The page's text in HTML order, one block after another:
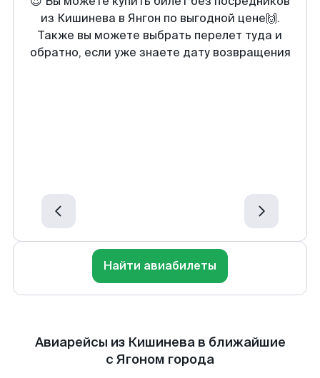
из Кишинева в Янгон по выгодной цене🙌.
Также вы можете выбрать перелет туда и
обратно, если уже знаете дату возвращения
Найти авиабилеты
Авиарейсы из Кишинева в ближайшие
с Ягоном города